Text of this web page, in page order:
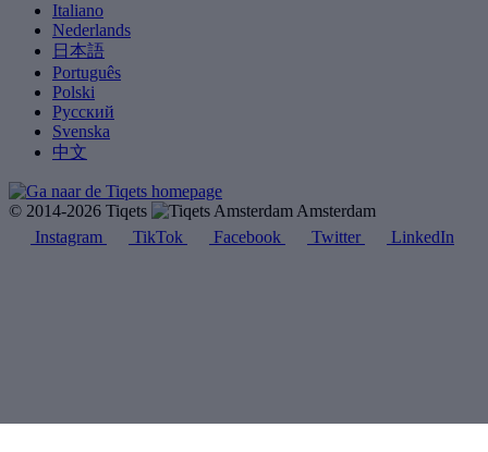
Italiano
Nederlands
日本語
Português
Polski
Русский
Svenska
中文
© 2014-2026 Tiqets
Amsterdam
Instagram
TikTok Facebook Twitter LinkedIn